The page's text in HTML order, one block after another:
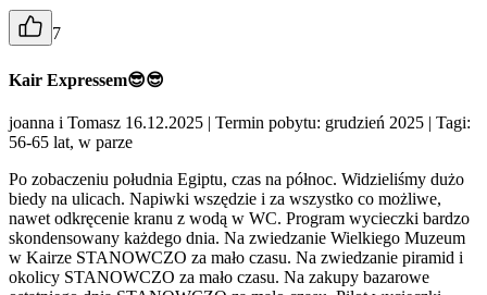
7
Kair Expressem😎😎
joanna i Tomasz 16.12.2025 | Termin pobytu: grudzień 2025 | Tagi:
56-65 lat, w parze
Po zobaczeniu południa Egiptu, czas na północ. Widzieliśmy dużo
biedy na ulicach. Napiwki wszędzie i za wszystko co możliwe,
nawet odkręcenie kranu z wodą w WC. Program wycieczki bardzo
skondensowany każdego dnia. Na zwiedzanie Wielkiego Muzeum
w Kairze STANOWCZO za mało czasu. Na zwiedzanie piramid i
okolicy STANOWCZO za mało czasu. Na zakupy bazarowe